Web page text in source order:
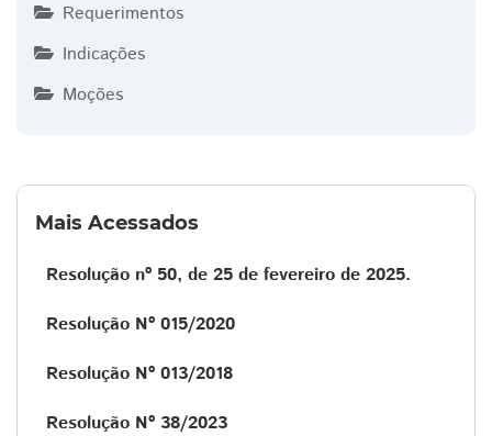
Requerimentos
Indicações
Moções
Mais Acessados
Resolução nº 50, de 25 de fevereiro de 2025.
Resolução Nº 015/2020
Resolução Nº 013/2018
Resolução Nº 38/2023